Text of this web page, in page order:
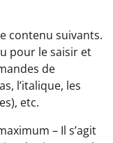
contenu suivants.
pour le saisir et
de
l’italique, les
etc.
– Il s’agit